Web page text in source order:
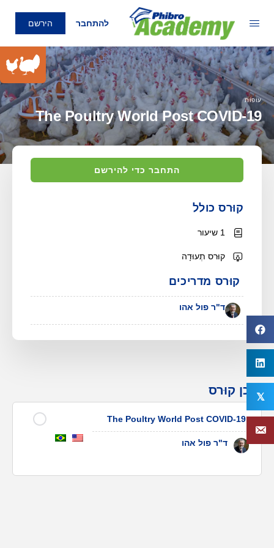
להתחבר הירשם
עוֹפוֹת
The Poultry World Post COVID-19
תוכן קוּרס
The Poultry World Post COVID-19
ד"ר פול אהו
התחבר כדי להירשם
קוּרס כולל
1 שיעור
קוּרס תְעוּדָה
קוּרס מדריכים
ד"ר פול אהו
𝕏